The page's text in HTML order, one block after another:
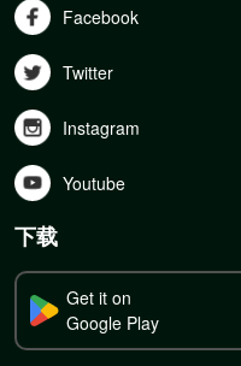
Facebook
Twitter
Instagram
Youtube
下载
Get it on
Google Play